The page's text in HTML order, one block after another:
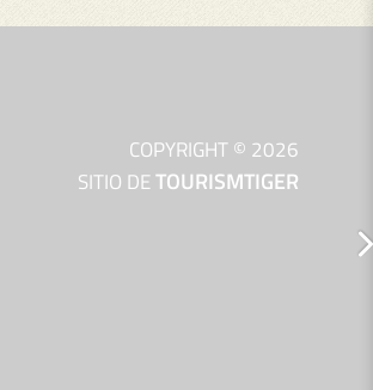
COPYRIGHT © 2026
SITIO DETOURISMTIGER